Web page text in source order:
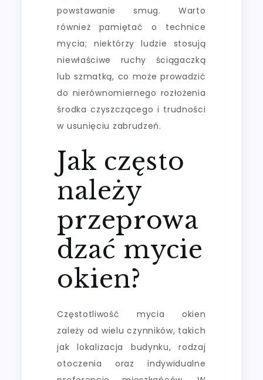
powstawanie smug. Warto
również pamiętać o technice
mycia; niektórzy ludzie stosują
niewłaściwe ruchy ściągaczką
lub szmatką, co może prowadzić
do nierównomiernego rozłożenia
środka czyszczącego i trudności
w usunięciu zabrudzeń.
Jak często
należy
przeprowa
dzać mycie
okien?
Częstotliwość mycia okien
zależy od wielu czynników, takich
jak lokalizacja budynku, rodzaj
otoczenia oraz indywidualne